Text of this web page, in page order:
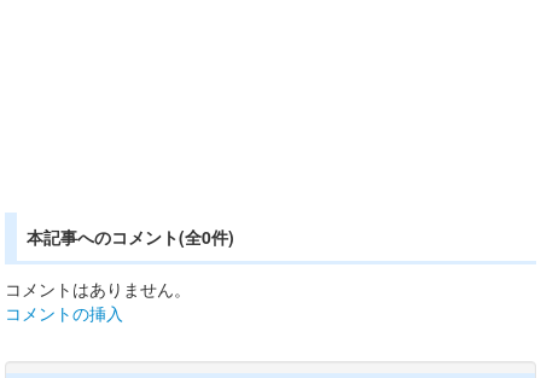
本記事へのコメント(全0件)
コメントはありません。
コメントの挿入